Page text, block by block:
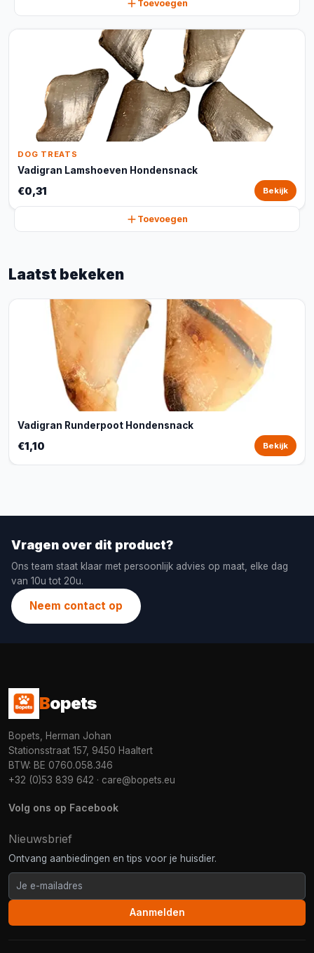
Toevoegen
DOG TREATS
Vadigran Lamshoeven Hondensnack
€0,31 Bekijk
Toevoegen
Laatst bekeken
Vadigran Runderpoot Hondensnack
€1,10 Bekijk
Vragen over dit product?
Ons team staat klaar met persoonlijk advies op maat, elke dag
van 10u tot 20u.
Neem contact op
Bopets
Bopets, Herman Johan
Stationsstraat 157, 9450 Haaltert
BTW: BE 0760.058.346
+32 (0)53 839 642 · care@bopets.eu
Volg ons op Facebook
Nieuwsbrief
Ontvang aanbiedingen en tips voor je huisdier.
Aanmelden